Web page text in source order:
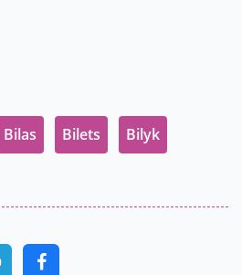
Bilas Bilets Bilyk